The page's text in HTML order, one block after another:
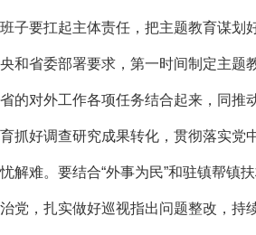
子要扛起主体责任，把主题教育谋
和省委部署要求，第一时间制定主
的对外工作各项任务结合起来，同
抓好调查研究成果转化，贯彻落实
解难。要结合“外事为民”和驻镇帮镇
党，扎实做好巡视指出问题整改，持